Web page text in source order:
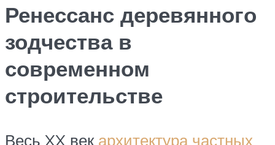
Ренессанс деревянного
зодчества в
современном
строительстве
Весь XX век архитектура частных